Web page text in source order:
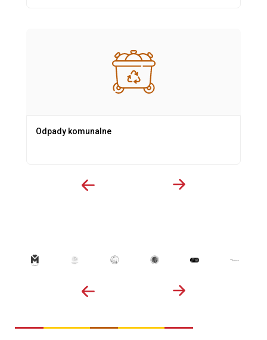
Odpady komunalne